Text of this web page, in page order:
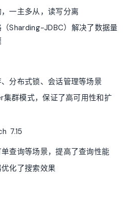
一主多从，读写分离
Sharding-JDBC）解决了数据量
分布式锁、会话管理等场景
群模式，保证了高可用性和扩
7.15
查询等场景，提高了查询性能
化了搜索效果